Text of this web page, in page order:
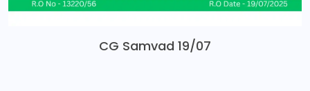
CG Samvad 19/07